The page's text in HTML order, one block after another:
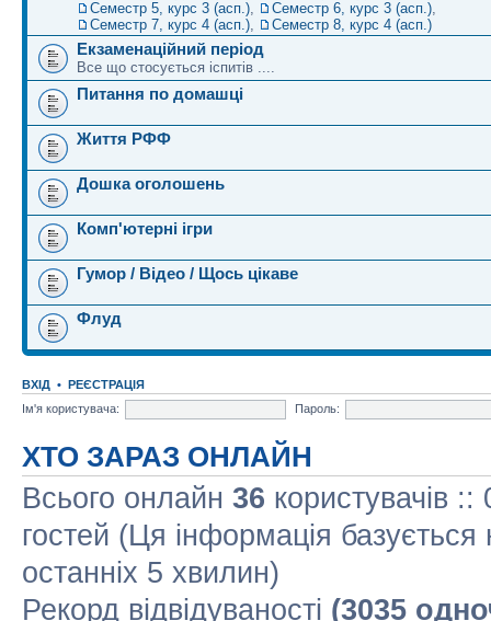
Семестр 5, курс 3 (асп.), Семестр 6, курс 3 (асп.),
Семестр 7, курс 4 (асп.), Семестр 8, курс 4 (асп.)
Екзаменаційний період
Все що стосується іспитів ....
Питання по домашці
Життя РФФ
Дошка оголошень
Комп'ютерні ігри
Гумор / Відео / Щось цікаве
Флуд
ВХІД • РЕЄСТРАЦІЯ
Ім'я користувача:
Пароль:
ХТО ЗАРАЗ ОНЛАЙН
Всього онлайн 36 користувачів
гостей (Ця інформація базується
останніх 5 хвилин)
Рекорд відвідуваності (3035